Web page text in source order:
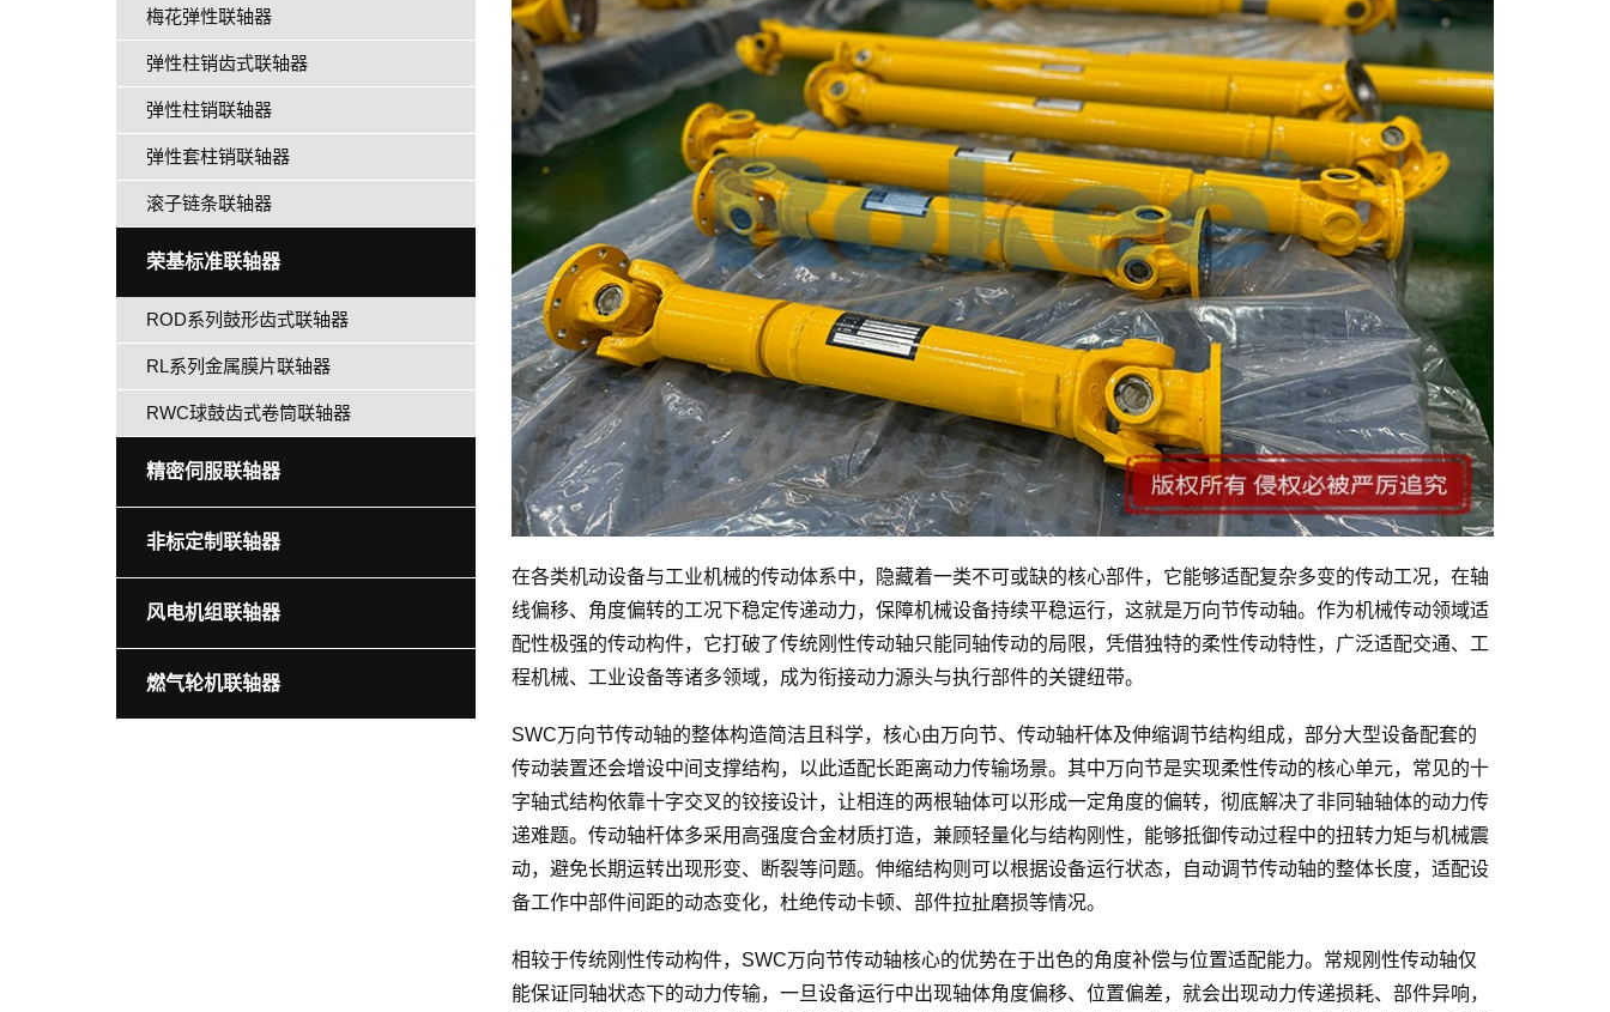
在各类机动设备与工业机械的传动体系中，隐藏着一类不可或缺的核心部件，它能够适配复杂多变的传动工况，在轴
线偏移、角度偏转的工况下稳定传递动力，保障机械设备持续平稳运行，这就是万向节传动轴。作为机械传动领域适
配性极强的传动构件，它打破了传统刚性传动轴只能同轴传动的局限，凭借独特的柔性传动特性，广泛适配交通、工
程机械、工业设备等诸多领域，成为衔接动力源头与执行部件的关键纽带。
SWC万向节传动轴的整体构造简洁且科学，核心由万向节、传动轴杆体及伸缩调节结构组成，部分大型设备配套的
传动装置还会增设中间支撑结构，以此适配长距离动力传输场景。其中万向节是实现柔性传动的核心单元，常见的十
字轴式结构依靠十字交叉的铰接设计，让相连的两根轴体可以形成一定角度的偏转，彻底解决了非同轴轴体的动力传
递难题。传动轴杆体多采用高强度合金材质打造，兼顾轻量化与结构刚性，能够抵御传动过程中的扭转力矩与机械震
动，避免长期运转出现形变、断裂等问题。伸缩结构则可以根据设备运行状态，自动调节传动轴的整体长度，适配设
备工作中部件间距的动态变化，杜绝传动卡顿、部件拉扯磨损等情况。
相较于传统刚性传动构件，SWC万向节传动轴核心的优势在于出色的角度补偿与位置适配能力。常规刚性传动轴仅
能保证同轴状态下的动力传输，一旦设备运行中出现轴体角度偏移、位置偏差，就会出现动力传递损耗、部件异响，
梅花弹性联轴器
弹性柱销齿式联轴器
弹性柱销联轴器
弹性套柱销联轴器
滚子链条联轴器
荣基标准联轴器
ROD系列鼓形齿式联轴器
RL系列金属膜片联轴器
RWC球鼓齿式卷筒联轴器
精密伺服联轴器
非标定制联轴器
风电机组联轴器
燃气轮机联轴器